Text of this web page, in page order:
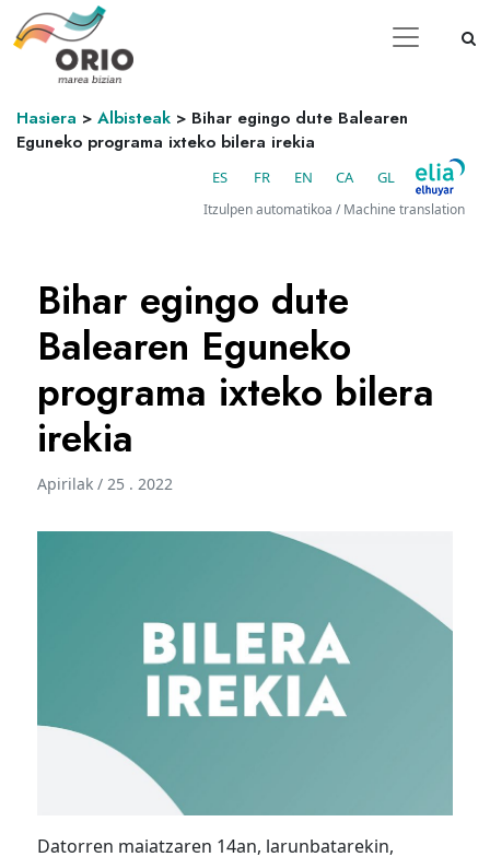
Hasiera > Albisteak > Bihar egingo dute Balearen
Eguneko programa ixteko bilera irekia
ES FR EN CA GL
Itzulpen automatikoa / Machine translation
Bihar egingo dute
Balearen Eguneko
programa ixteko bilera
irekia
Apirilak / 25 . 2022
Datorren maiatzaren 14an, larunbatarekin,